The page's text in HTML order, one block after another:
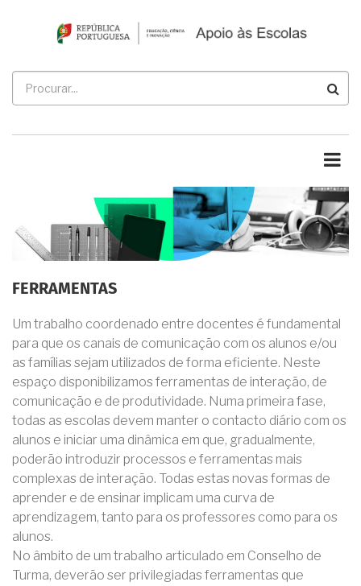
conteúdo
principal
FERRAMENTAS
Um trabalho coordenado entre docentes é fundamental
para que os canais de comunicação com os alunos e/ou
as famílias sejam utilizados de forma eficiente. Neste
espaço disponibilizamos ferramentas de interação, de
comunicação e de produtividade. Numa primeira fase,
todas as escolas devem manter o contacto diário com os
alunos e iniciar uma dinâmica em que, gradualmente,
poderão introduzir processos e ferramentas mais
complexas de interação. Todas estas novas formas de
aprender e de ensinar implicam uma curva de
aprendizagem, tanto para os professores como para os
alunos.
No âmbito de um trabalho articulado em Conselho de
Turma, deverão ser privilegiadas ferramentas que